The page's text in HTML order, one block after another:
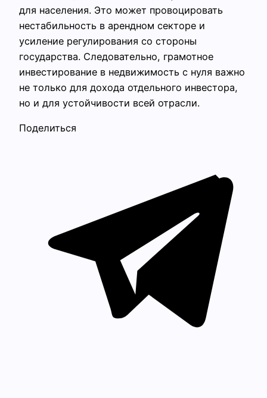
для населения. Это может провоцировать
нестабильность в арендном секторе и
усиление регулирования со стороны
государства. Следовательно, грамотное
инвестирование в недвижимость с нуля важно
не только для дохода отдельного инвестора,
но и для устойчивости всей отрасли.
Поделиться